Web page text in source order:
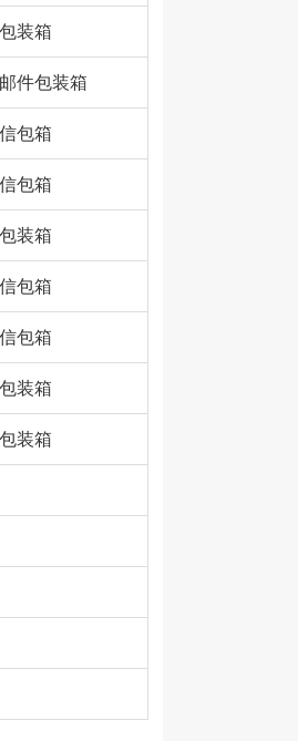
装箱
件包装箱
包箱
包箱
装箱
包箱
包箱
装箱
装箱